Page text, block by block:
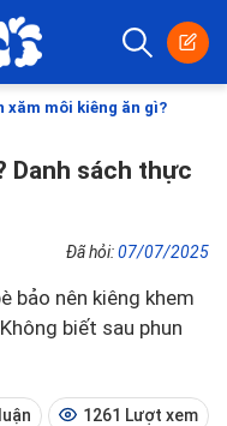
xăm môi kiêng ăn gì?
Danh sách thực
Đã hỏi:07/07/2025
bảo nên kiêng khem
biết sau phun
1261 Lượt xem